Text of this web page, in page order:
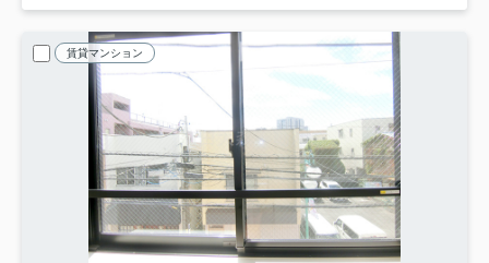
賃貸マンション